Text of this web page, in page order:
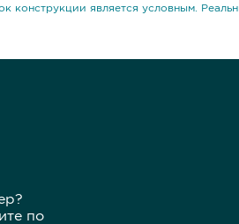
конструкции является условным.
по